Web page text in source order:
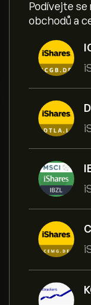
Podívejte
obchodů a